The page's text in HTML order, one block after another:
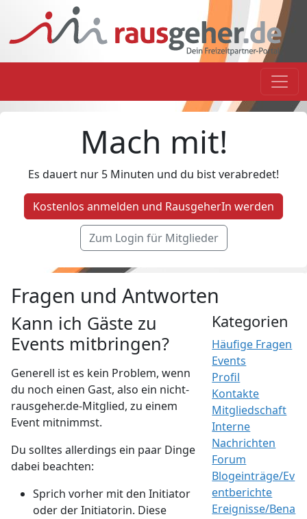
Mach mit!
Es dauert nur 5 Minuten und du bist verabredet!
Kostenlos anmelden und RausgeherIn werden
Zum Login für Mitglieder
Fragen und Antworten
Kann ich Gäste zu
Events mitbringen?
Generell ist es kein Problem, wenn
du noch einen Gast, also ein nicht-
rausgeher.de-Mitglied, zu einem
Event mitnimmst.
Du solltes allerdings ein paar Dinge
dabei beachten:
Sprich vorher mit den Initiator
oder der Initiatorin. Diese
Kategorien
Häufige Fragen
Events
Profil
Kontakte
Mitgliedschaft
Interne
Nachrichten
Forum
Blogeinträge/Ev
entberichte
Ereignisse/Bena